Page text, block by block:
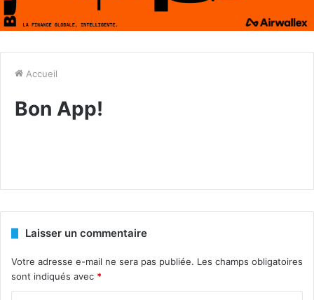
Accueil
Bon App!
Laisser un commentaire
Votre adresse e-mail ne sera pas publiée. Les champs obligatoires
sont indiqués avec *